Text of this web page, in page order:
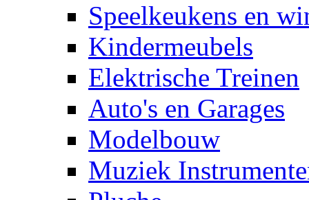
Speelkeukens en
Kindermeubels
Elektrische Treinen
Auto's en Garages
Modelbouw
Muziek